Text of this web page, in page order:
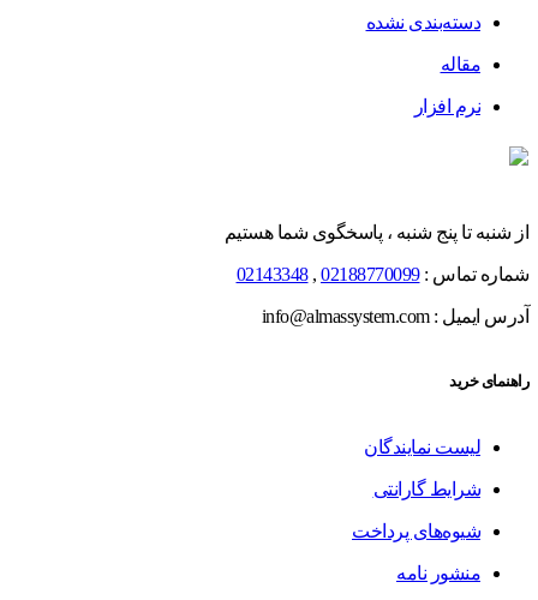
دسته‌بندی نشده
مقاله
نرم افزار
از شنبه تا پنج شنبه ، پاسخگوی شما هستیم
شماره تماس :02188770099
,
02143348
آدرس ایمیل : info@almassystem.com
راهنمای خرید
لیست نمایندگان
شرایط گارانتی
شیوه‌های پرداخت
منشور نامه